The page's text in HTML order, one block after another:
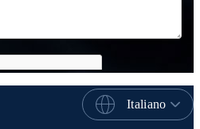
Italiano